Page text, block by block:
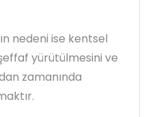
nedeni ise kentsel
yürütülmesini ve
zamanında